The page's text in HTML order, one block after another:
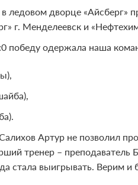
ледовом дворце
г. Менделеевск и
победу одержала наша
Артур не позволил
тренер –
стала выигрывать. Верим и